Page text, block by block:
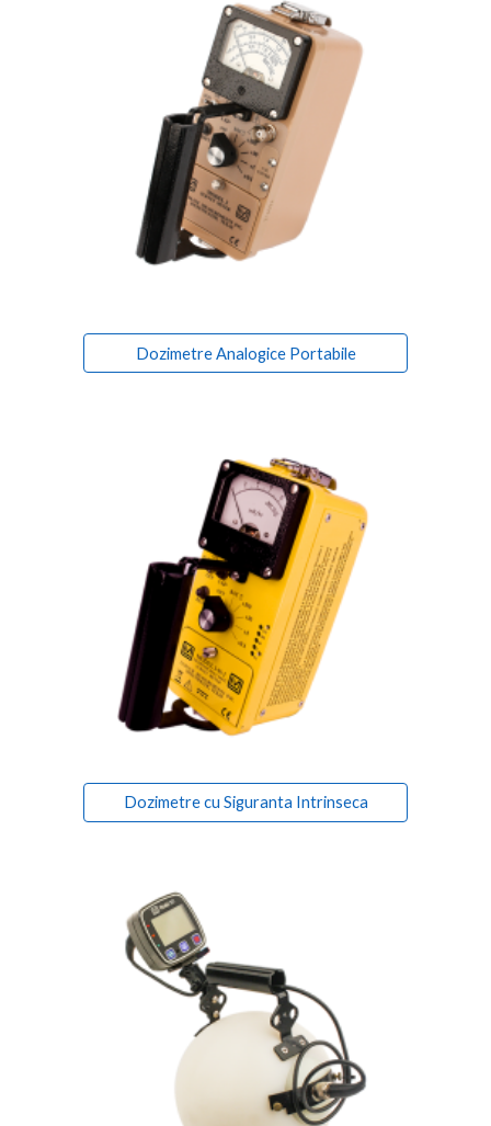
Dozimetre Analogice Portabile
Dozimetre cu Siguranta Intrinseca